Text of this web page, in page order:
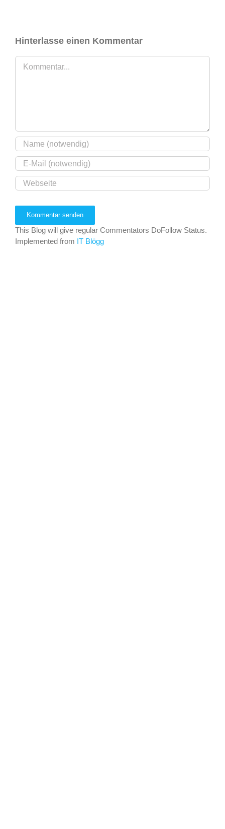
Hinterlasse einen Kommentar
Kommentar
This Blog will give regular Commentators DoFollow Status.
Implemented from IT Blögg